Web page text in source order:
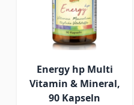
Energy hp Multi
Vitamin & Mineral,
90 Kapseln